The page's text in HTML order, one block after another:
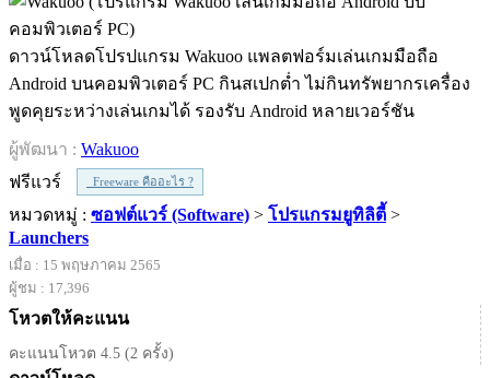
ดาวน์โหลดโปรปแกรม Wakuoo แพลตฟอร์มเล่นเกมมือถือ
Android บนคอมพิวเตอร์ PC กินสเปกต่ำ ไม่กินทรัพยากรเครื่อง
พูดคุยระหว่างเล่นเกมได้ รองรับ Android หลายเวอร์ชัน
ผู้พัฒนา : Wakuoo
ฟรีแวร์
Freeware คืออะไร ?
หมวดหมู่ : ซอฟต์แวร์ (Software) > โปรแกรมยูทิลิตี้ >
Launchers
เมื่อ : 15 พฤษภาคม 2565
ผู้ชม : 17,396
โหวตให้คะแนน
คะแนนโหวต 4.5 (2 ครั้ง)